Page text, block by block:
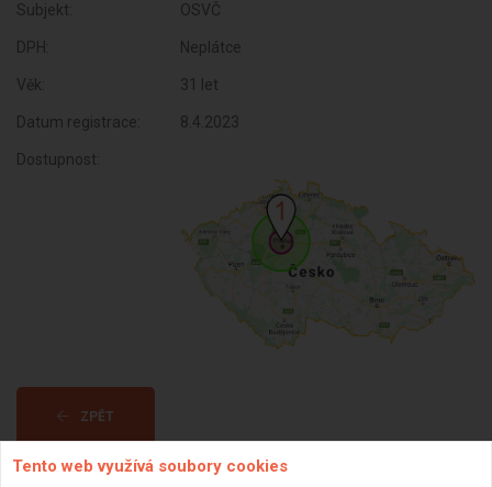
Subjekt: OSVČ
DPH: Neplátce
Věk: 31 let
Datum registrace: 8.4.2023
Dostupnost:
ZPĚT
Tento web využívá soubory cookies